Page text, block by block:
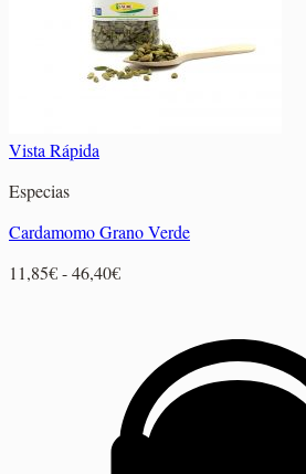
Vista Rápida
Especias
Cardamomo Grano Verde
11,85€-46,40€Rango
11,85€
hasta
46,40€